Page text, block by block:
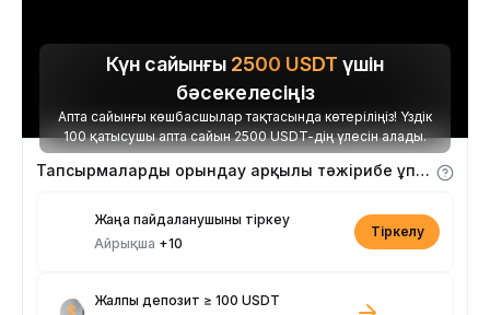
Күн сайынғы 2500 USDT үшін
бәсекелесіңіз
Апта сайынғы көшбасшылар тақтасында көтеріліңіз! Үздік
100 қатысушы апта сайын 2500 USDT-дің үлесін алады.
Тапсырмаларды орындау арқылы тәжірибе ұпайларын алыңыз
Жаңа пайдаланушыны тіркеу
Айрықша +10
Тіркелу
Жалпы депозит ≥ 100 USDT